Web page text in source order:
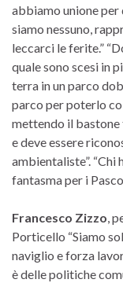
abbiamo unione per
siamo nessuno,
leccarci le ferite.”
quale sono scesi in
terra in un parco
parco per poterlo
mettendo il bastone
e deve essere
ambientaliste”.
fantasma per i
Francesco Zizzo,
Porticello “Siamo
naviglio e forza
è delle politiche